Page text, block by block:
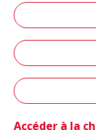
Hutchinson
Plan du site CGU
Accéder à la